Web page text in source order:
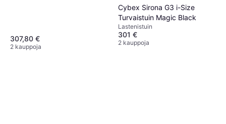
307,80 €
2 kauppoja
Cybex Sirona G3 i-Size
Turvaistuin Magic Black
Lastenistuin
301 €
2 kauppoja